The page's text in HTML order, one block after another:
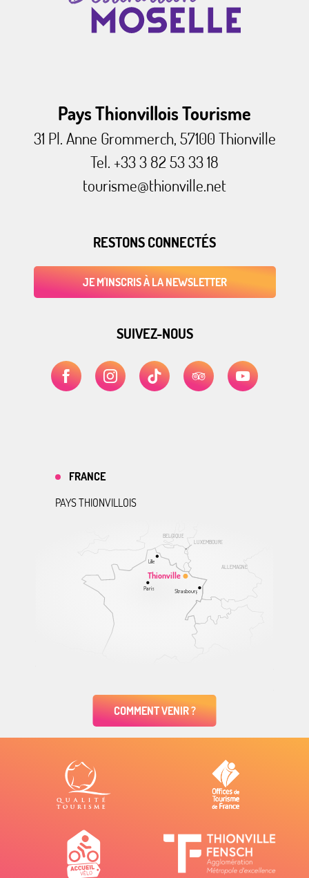
Pays Thionvillois Tourisme
31 Pl. Anne Grommerch, 57100 Thionville
Tel. +33 3 82 53 33 18
tourisme@thionville.net
RESTONS CONNECTÉS
JE M'INSCRIS À LA NEWSLETTER
SUIVEZ-NOUS
ALLEMAGNE
BELGIQUE
LUXEMBOURG
Thionville
Lille
Paris Strasbourg
FRANCE
PAYS THIONVILLOIS
COMMENT VENIR ?